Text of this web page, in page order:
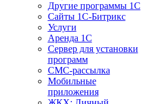
Другие программы 1С
Сайты 1С-Битрикс
Услуги
Аренда 1С
Сервер для установки
программ
СМС-рассылка
Мобильные
приложения